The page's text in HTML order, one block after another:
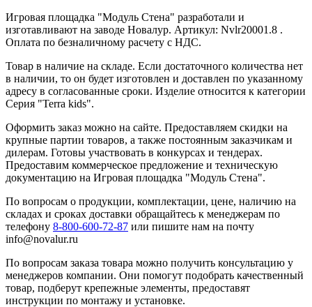
Игровая площадка "Модуль Стена" разработали и
изготавливают на заводе Новалур. Артикул: Nvlr20001.8 .
Оплата по безналичному расчету с НДС.
Товар в наличие на складе. Если достаточного количества нет
в наличии, то он будет изготовлен и доставлен по указанному
адресу в согласованные сроки. Изделие относится к категории
Серия "Terra kids".
Оформить заказ можно на сайте. Предоставляем скидки на
крупные партии товаров, а также постоянным заказчикам и
дилерам. Готовы участвовать в конкурсах и тендерах.
Предоставим коммерческое предложение и техническую
документацию на Игровая площадка "Модуль Стена".
По вопросам о продукции, комплектации, цене, наличию на
складах и сроках доставки обращайтесь к менеджерам по
телефону 8-800-600-72-87 или пишите нам на почту
info@novalur.ru
По вопросам заказа товара можно получить консультацию у
менеджеров компании. Они помогут подобрать качественный
товар, подберут крепежные элементы, предоставят
инструкции по монтажу и установке.